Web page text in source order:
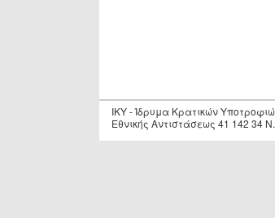
IKY - Ίδρυμα Κρατικών
Εθνικής Αντιστάσεως 41 142 34